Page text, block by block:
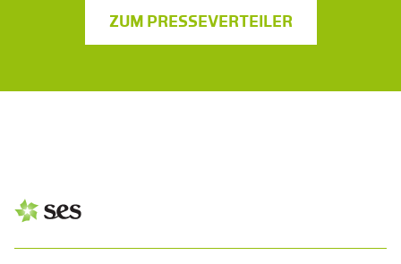
ZUM PRESSEVERTEILER